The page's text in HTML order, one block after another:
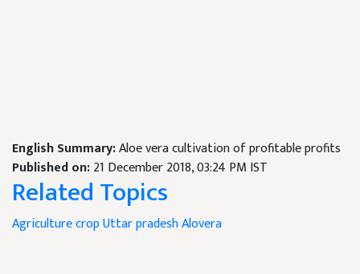
English Summary:Aloe vera cultivation of profitable profits
Published on:21 December 2018, 03:24 PM IST
Related Topics
Agriculture cropUttar pradeshAlovera